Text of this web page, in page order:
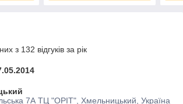
з 132 відгуків за рік
7А ТЦ "ОРІТ", Хмельницький, Україна